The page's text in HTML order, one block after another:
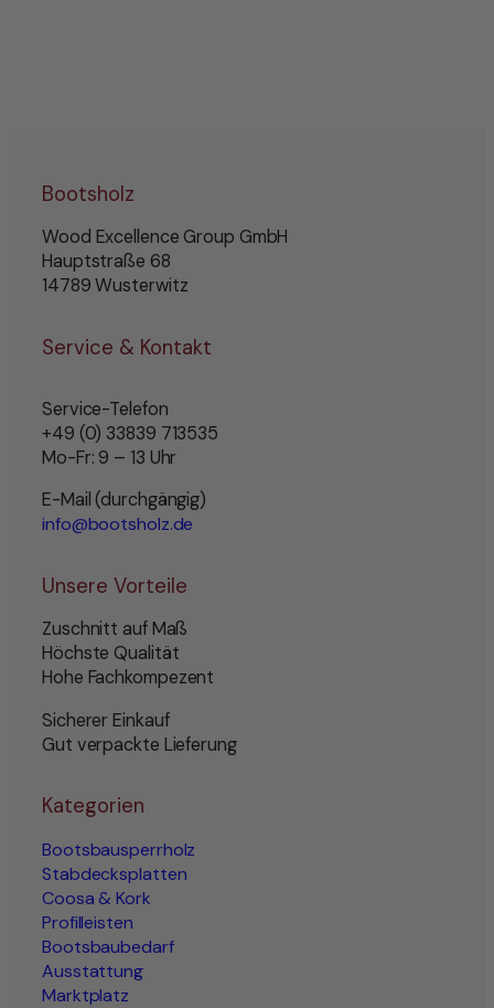
Bootsholz
Wood Excellence Group GmbH
Hauptstraße 68
14789 Wusterwitz
Service & Kontakt
Service-Telefon
+49 (0) 33839 713535
Mo-Fr: 9 – 13 Uhr
E-Mail (durchgängig)
info@bootsholz.de
Unsere Vorteile
Zuschnitt auf Maß
Höchste Qualität
Hohe Fachkompezent
Sicherer Einkauf
Gut verpackte Lieferung
Kategorien
Bootsbausperrholz
Stabdecksplatten
Coosa & Kork
Profilleisten
Bootsbaubedarf
Ausstattung
Marktplatz